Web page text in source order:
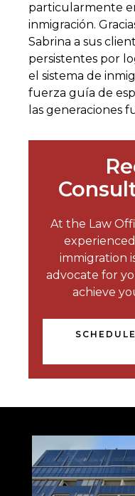
particularmente
inmigración.
Sabrina a sus
persistentes por
el sistema de
fuerza guía de
las generaciones
At the Law
immigration
advocate for
achieve